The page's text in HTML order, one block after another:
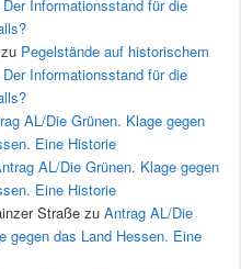
Informationsstand für die
zu Pegelstände auf historischem
Informationsstand für die
AL/Die Grünen. Klage gegen
Eine Historie
AL/Die Grünen. Klage gegen
Eine Historie
Straße zu Antrag AL/Die
gegen das Land Hessen. Eine